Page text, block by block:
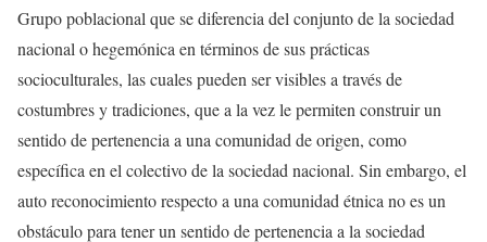
Grupo poblacional que se diferencia del conjunto de la sociedad
nacional o hegemónica en términos de sus prácticas
socioculturales, las cuales pueden ser visibles a través de
costumbres y tradiciones, que a la vez le permiten construir un
sentido de pertenencia a una comunidad de origen, como
específica en el colectivo de la sociedad nacional. Sin embargo, el
auto reconocimiento respecto a una comunidad étnica no es un
obstáculo para tener un sentido de pertenencia a la sociedad